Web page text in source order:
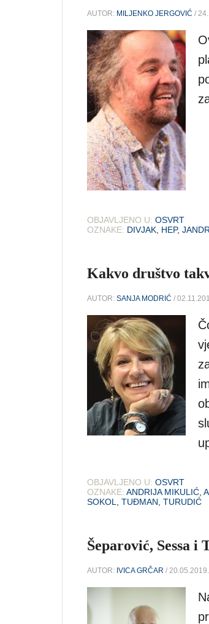
AUTOR: MILJENKO JERGOVIĆ /
OBJAVLJENO U: OSVRT
OZNAKE: DIVJAK HEP,
Kakvo društvo
AUTOR: SANJA MODRIĆ /
OBJAVLJENO U: OSVRT
OZNAKE: ANDRIJA MIKULIĆ
SOKOL
TUĐMAN TURUDIĆ
Šeparović, Sessa
AUTOR: IVICA GRČAR / 20.05.2019.